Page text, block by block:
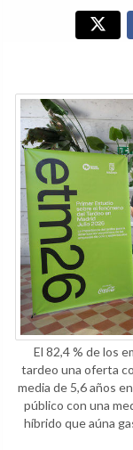
El 82,4 % de los
tardeo una oferta
media de 5,6 años
público con una
híbrido que aúna